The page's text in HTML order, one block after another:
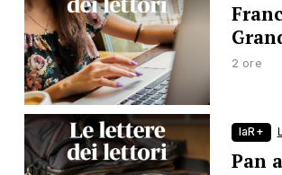
2 ore
laR+
Pan